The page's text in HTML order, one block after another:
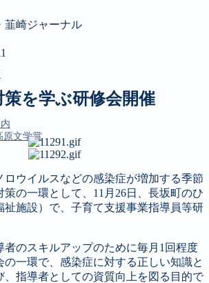
韮崎ジャーナル
原文学賞
を学ぶ研修会開催
ロウイルスなどの感染症が増加する季節
策の一環として、11月26日、長坂町のひ
祉施設）で、子育て支援事業指導員等研
者のスキルアップのために毎月1回程度
の一環で、感染症に対する正しい知識と
、指導者としての資質向上を図る目的で